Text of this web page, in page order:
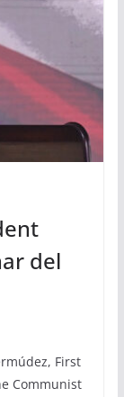
del
First
Communist